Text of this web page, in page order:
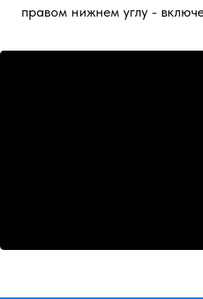
правом нижнем углу -